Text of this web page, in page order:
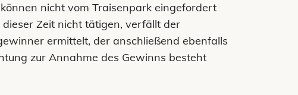
nicht vom Traisenpark eingefordert
Zeit nicht tätigen, verfällt der
ermittelt, der anschließend ebenfalls
zur Annahme des Gewinns besteht